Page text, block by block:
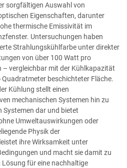
sorgfältigen Auswahl von
Eigenschaften, darunter
thermische Emissivität im
Untersuchungen haben
Strahlungskühlfarbe unter direkter
von über 100 Watt pro
– vergleichbar mit der Kühlkapazität
beschichteter Fläche.
Kühlung stellt einen
mechanischen Systemen hin zu
dar und bietet
Umweltauswirkungen oder
Physik der
ihre Wirksamkeit unter
und macht sie damit zu
für eine nachhaltige